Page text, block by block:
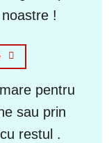
!
pentru
sau prin
restul .